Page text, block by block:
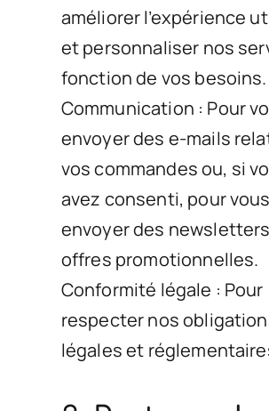
améliorer l’expérience
et personnaliser nos
fonction de vos besoins.
Communication : Pour
envoyer des e-mails
vos commandes ou, si
avez consenti, pour vous
envoyer des
offres promotionnelles.
Conformité légale : Pour
respecter nos
légales et